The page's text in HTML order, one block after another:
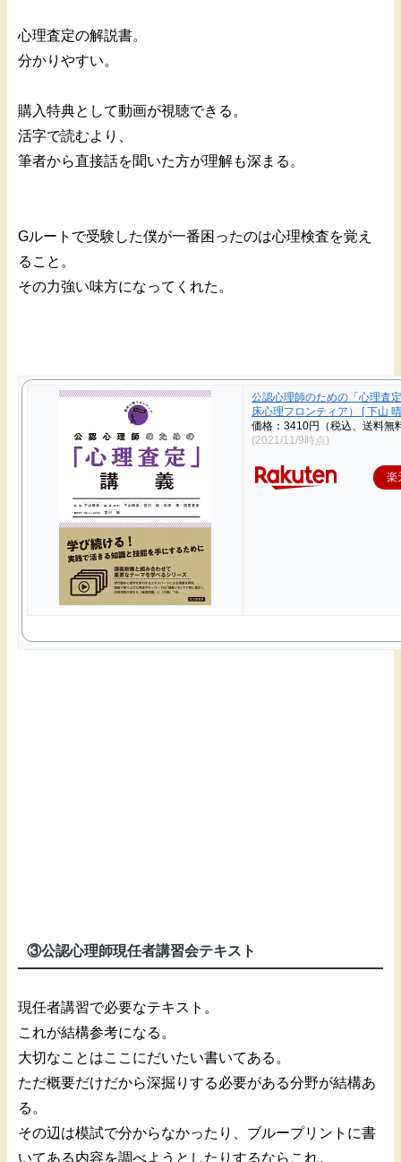
心理査定の解説書。
分かりやすい。
購入特典として動画が視聴できる。
活字で読むより、
筆者から直接話を聞いた方が理解も深まる。
Gルートで受験した僕が一番困ったのは心理検査を覚え
ること。
その力強い味方になってくれた。
公認心理師のための「心理査
床心理フロンティア） [ 下山
価格：3410円（税込、送料無
(2021/11/9時点)
楽
③公認心理師現任者講習会テキスト
現任者講習で必要なテキスト。
これが結構参考になる。
大切なことはここにだいたい書いてある。
ただ概要だけだから深掘りする必要がある分野が結構あ
る。
その辺は模試で分からなかったり、ブループリントに書
いてある内容を調べようとしたりするならこれ。